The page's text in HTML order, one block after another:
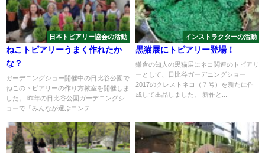
日本トピアリー協会の活動
ねこトピアリーうまく作れたか
な？
ガーデニングショー開催中の日比谷公園で
ねこのトピアリーの作り方教室を開催しま
した。 昨年の日比谷公園ガーデニングシ
ョーで「みんなが選ぶコンテ...
インストラクターの活動
黒猫展にトピアリー登場！
鎌倉の知人の黒猫展にネコ関連のトピアリ
ーとして、日比谷ガーデニングショー
2017のクレストネコ（７号）を新たに作
成して出品しました。 新作と...